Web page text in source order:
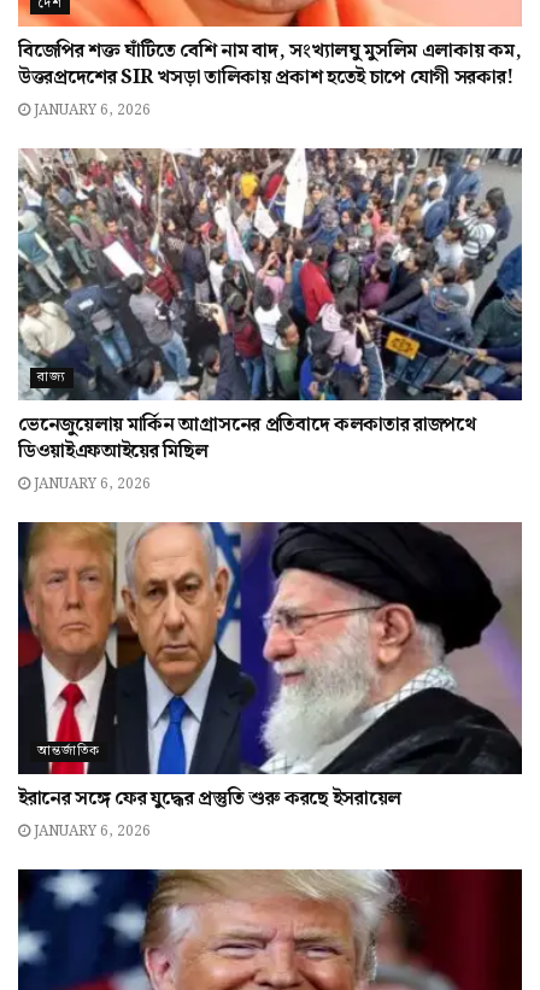
বিজেপির শক্ত ঘাঁটিতে বেশি নাম বাদ, সংখ্যালঘু মুসলিম এলাকায় কম,
উত্তরপ্রদেশের SIR খসড়া তালিকায় প্রকাশ হতেই চাপে যোগী সরকার!
JANUARY 6, 2026
রাজ্য
ভেনেজুয়েলায় মার্কিন আগ্রাসনের প্রতিবাদে কলকাতার রাজপথে
ডিওয়াইএফআইয়ের মিছিল
JANUARY 6, 2026
আন্তর্জাতিক
ইরানের সঙ্গে ফের যুদ্ধের প্রস্তুতি শুরু করছে ইসরায়েল
JANUARY 6, 2026